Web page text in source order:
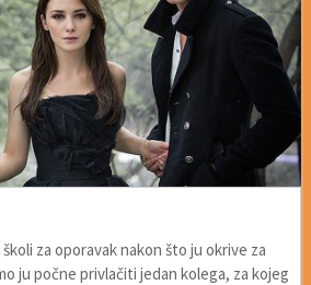
za oporavak nakon što ju okrive za
ju počne privlačiti jedan kolega, za kojeg